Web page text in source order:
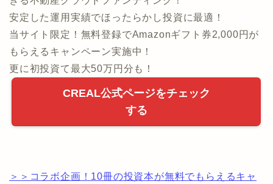
安定した運用実績でほったらかし投資に最適！
当サイト限定！無料登録でAmazonギフト券2,000円が
もらえるキャンペーン実施中！
更に初投資て最大50万円分も！
CREAL公式ページをチェック
する
＞＞コラボ企画！10冊の投資本が無料でもらえるキャ